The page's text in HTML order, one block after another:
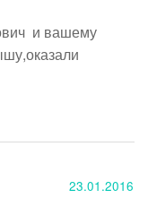
и вашему
23.01.2016